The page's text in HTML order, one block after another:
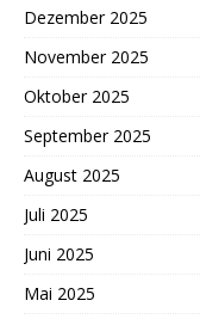
Dezember 2025
November 2025
Oktober 2025
September 2025
August 2025
Juli 2025
Juni 2025
Mai 2025